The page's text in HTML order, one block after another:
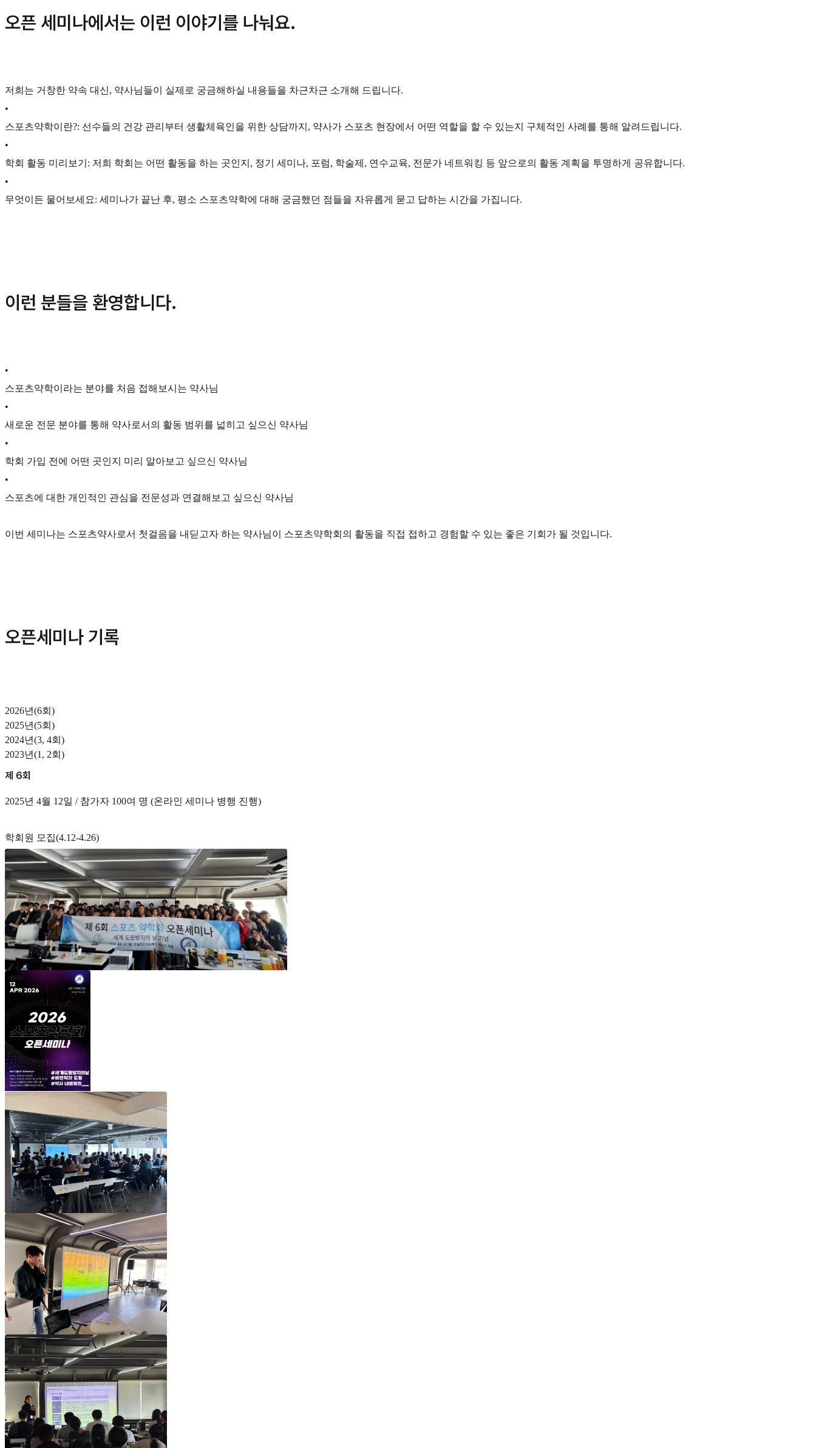
오픈 세미나에서는 이런 이야기를 나눠요.
저희는 거창한 약속 대신, 약사님들이 실제로 궁금해하실 내용들을 차근차근 소개해 드립니다.
•
스포츠약학이란?: 선수들의 건강 관리부터 생활체육인을 위한 상담까지, 약사가 스포츠 현장에서 어떤 역할을 할 수 있는지 구체적인 사례를 통해 알려드립니다.
•
학회 활동 미리보기: 저희 학회는 어떤 활동을 하는 곳인지, 정기 세미나, 포럼, 학술제, 연수교육, 전문가 네트워킹 등 앞으로의 활동 계획을 투명하게 공유합니다.
•
무엇이든 물어보세요: 세미나가 끝난 후, 평소 스포츠약학에 대해 궁금했던 점들을 자유롭게 묻고 답하는 시간을 가집니다.
이런 분들을 환영합니다.
•
스포츠약학이라는 분야를 처음 접해보시는 약사님
•
새로운 전문 분야를 통해 약사로서의 활동 범위를 넓히고 싶으신 약사님
•
학회 가입 전에 어떤 곳인지 미리 알아보고 싶으신 약사님
•
스포츠에 대한 개인적인 관심을 전문성과 연결해보고 싶으신 약사님
이번 세미나는 스포츠약사로서 첫걸음을 내딛고자 하는 약사님이 스포츠약학회의 활동을 직접 접하고 경험할 수 있는 좋은 기회가 될 것입니다.
오픈세미나 기록
2026년(6회)
2025년(5회)
2024년(3, 4회)
2023년(1, 2회)
제 6회
2025년 4월 12일 / 참가자 100여 명 (온라인 세미나 병행 진행)
학회원 모집(4.12-4.26)